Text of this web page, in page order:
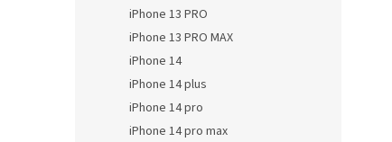
iPhone 13 PRO
iPhone 13 PRO MAX
iPhone 14
iPhone 14 plus
iPhone 14 pro
iPhone 14 pro max